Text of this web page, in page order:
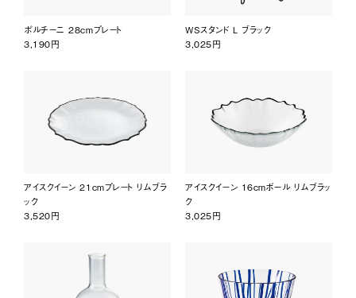
ポルチーニ 28cmプレート
3,190円
WSスタンド L ブラック
3,025円
アイスクイーン 21cmプレート リムブラ
ック
3,520円
アイスクイーン 16cmボール リムブラッ
ク
3,025円